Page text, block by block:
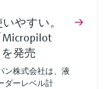
やすい。
発売
株式会社は、液
ダーレベル計